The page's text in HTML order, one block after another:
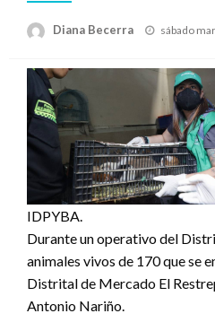
Diana Becerra
Publicado
sábado
IDPYBA.
Durante un operativo del
animales vivos de 170 que se
Distrital de Mercado El
Antonio Nariño.